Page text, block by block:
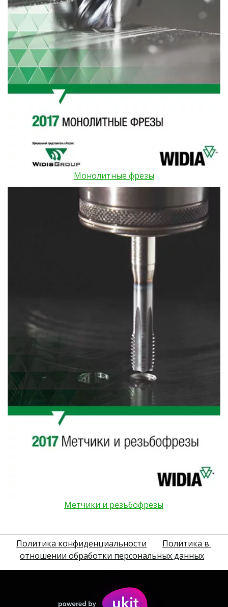
Монолитные фрезы
Метчики и резьбофрезы
Политика конфиденциальности
Политика в
отношении обработки персональных данных